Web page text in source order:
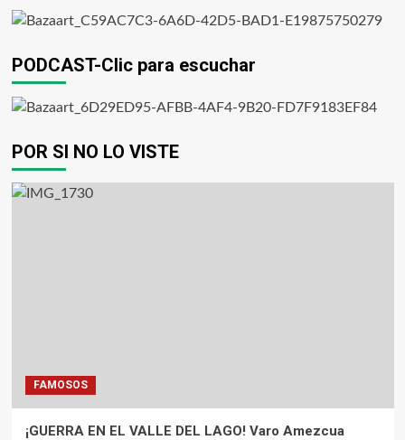
PODCAST-Clic para escuchar
POR SI NO LO VISTE
FAMOSOS
¡GUERRA EN EL VALLE DEL LAGO! Varo Amezcua